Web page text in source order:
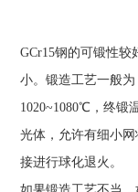
GCr15钢的可锻性
小。锻造工艺一般
1020~1080℃，终锻
光体，允许有细小
接进行球化退火。